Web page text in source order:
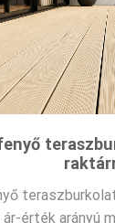
érték arányú